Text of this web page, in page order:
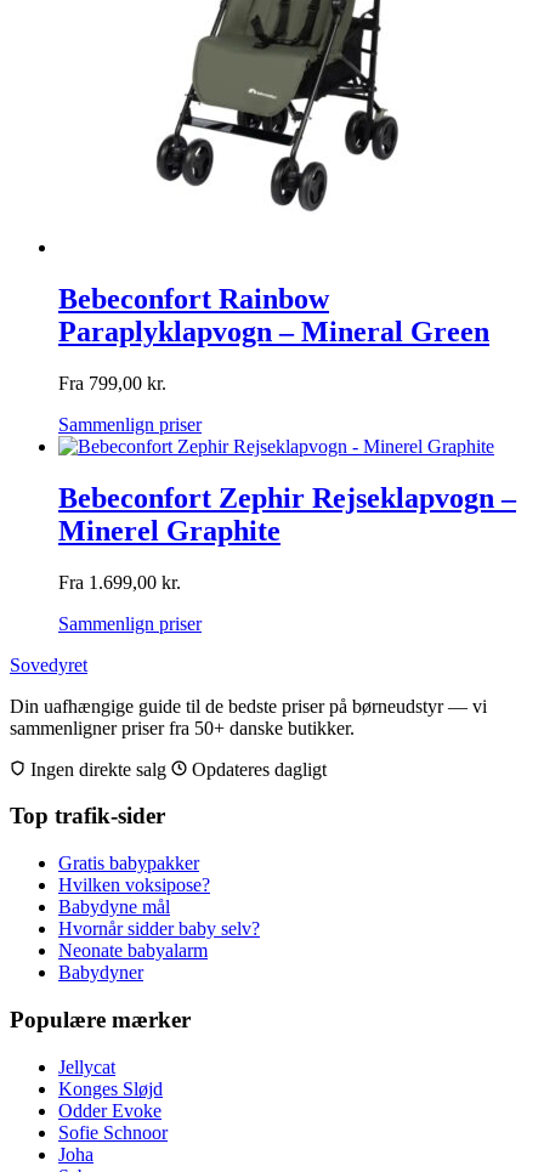
Bebeconfort Rainbow
Paraplyklapvogn – Mineral Green
Fra 799,00 kr.
Sammenlign priser
Bebeconfort Zephir Rejseklapvogn –
Minerel Graphite
Fra 1.699,00 kr.
Sammenlign priser
Sovedyret
Din uafhængige guide til de bedste priser på børneudstyr — vi
sammenligner priser fra 50+ danske butikker.
Ingen direkte salg
Opdateres dagligt
Top trafik-sider
Gratis babypakker
Hvilken voksipose?
Babydyne mål
Hvornår sidder baby selv?
Neonate babyalarm
Babydyner
Populære mærker
Jellycat
Konges Sløjd
Odder Evoke
Sofie Schnoor
Joha